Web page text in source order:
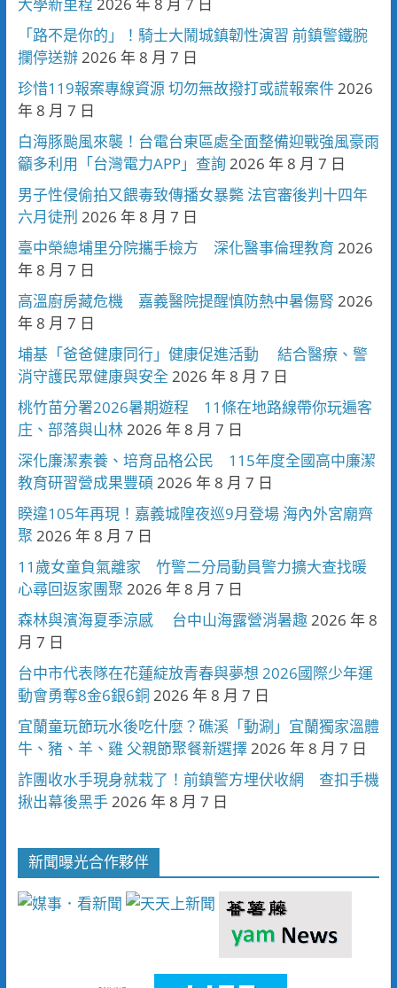
大學新里程 2026 年 8 月 7 日
「路不是你的」！騎士大鬧城鎮韌性演習 前鎮警鐵腕
攔停送辦2026 年 8 月 7 日
珍惜119報案專線資源 切勿無故撥打或謊報案件2026
年 8 月 7 日
白海豚颱風來襲！台電台東區處全面整備迎戰強風豪雨
籲多利用「台灣電力APP」查詢 2026 年 8 月 7 日
男子性侵偷拍又餵毒致傳播女暴斃 法官審後判十四年
六月徒刑 2026 年 8 月 7 日
臺中榮總埔里分院攜手檢方 深化醫事倫理教育 2026
年 8 月 7 日
高溫廚房藏危機 嘉義醫院提醒慎防熱中暑傷腎 2026
年 8 月 7 日
埔基「爸爸健康同行」健康促進活動 結合醫療、警
消守護民眾健康與安全 2026 年 8 月 7 日
桃竹苗分署2026暑期遊程 11條在地路線帶你玩遍客
庄、部落與山林2026 年 8 月 7 日
深化廉潔素養、培育品格公民 115年度全國高中廉潔
教育研習營成果豐碩 2026 年 8 月 7 日
睽違105年再現！嘉義城隍夜巡9月登場 海內外宮廟齊
聚 2026 年 8 月 7 日
11歲女童負氣離家 竹警二分局動員警力擴大查找暖
心尋回返家團聚 2026 年 8 月 7 日
森林與濱海夏季涼感 台中山海露營消暑趣2026 年 8
月 7 日
台中市代表隊在花蓮綻放青春與夢想 2026國際少年運
動會勇奪8金6銀6銅 2026 年 8 月 7 日
宜蘭童玩節玩水後吃什麼？礁溪「動涮」宜蘭獨家溫體
牛、豬、羊、雞 父親節聚餐新選擇2026 年 8 月 7 日
詐團收水手現身就栽了！前鎮警方埋伏收網 查扣手機
揪出幕後黑手2026 年 8 月 7 日
新聞曝光合作夥伴